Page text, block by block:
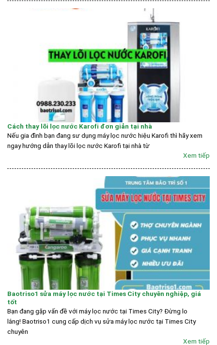
Cách thay lõi lọc nước Karofi đơn giản tại nhà
Nếu gia đình bạn đang sư dụng máy lọc nước hiệu Karofi thì hãy xem
ngay hướng dẫn thay lõi lọc nước Karofi tại nhà từ
Xem tiếp
Baotriso1 sửa máy lọc nước tại Times City chuyên nghiệp, giá
tốt
Bạn đang gặp vấn đề với máy lọc nước tại Times City? Đừng lo
lắng! Baotriso1 cung cấp dịch vụ sửa máy lọc nước tại Times City
chuyên
Xem tiếp